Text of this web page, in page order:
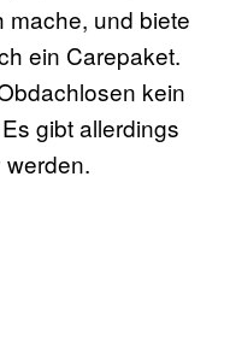
mache, und biete
ein Carepaket.
kein
gibt allerdings